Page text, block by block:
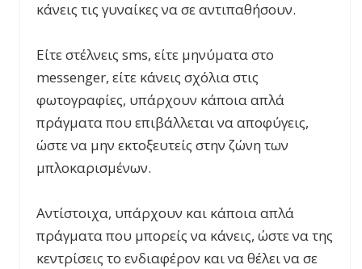
κάνεις τις γυναίκες να σε αντιπαθήσουν.
Είτε στέλνεις sms, είτε μηνύματα στο
messenger, είτε κάνεις σχόλια στις
φωτογραφίες, υπάρχουν κάποια απλά
πράγματα που επιβάλλεται να αποφύγεις,
ώστε να μην εκτοξευτείς στην ζώνη των
μπλοκαρισμένων.
Αντίστοιχα, υπάρχουν και κάποια απλά
πράγματα που μπορείς να κάνεις, ώστε να της
κεντρίσεις το ενδιαφέρον και να θέλει να σε